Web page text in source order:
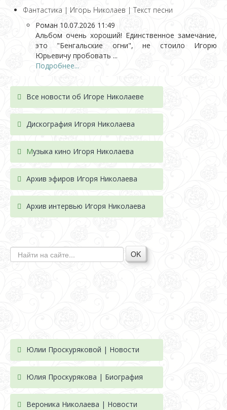
Фантастика | Игорь Николаев | Текст песни
Роман 10.07.2026 11:49
Альбом очень хороший! Единственное замечание,
это "Бенгальские огни", не стоило Игорю
Юрьевичу пробовать ...
Подробнее...
Все новости об Игоре Николаеве
Дискография Игоря Николаева
Музыка кино Игоря Николаева
Архив эфиров Игоря Николаева
Архив интервью Игоря Николаева
OK
Юлии Проскуряковой | Новости
Юлия Проскурякова | Биография
Вероника Николаева | Новости